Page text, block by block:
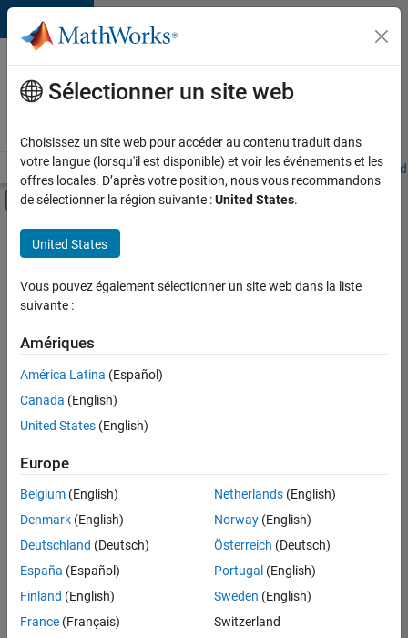
Passer au contenu
Votre
carrière
chez
Accueil Explorer nos opportunités Adresses de nos bureaux
Activer/désactiver l'affichage du menu
Contenu principal
FILTRER PAR
Technologies de l’information
Support client
Communication marketing
Actuellement,
aucune
offre
d'emploi
correspondant
à vos
critères
de
recherche.
Vous
pouvez
élargir
votre
Sélectionner un site web
Choisissez un site web pour accéder au contenu traduit dans
votre langue (lorsqu'il est disponible) et voir les événements et les
offres locales. D’après votre position, nous vous recommandons
de sélectionner la région suivante :United States.
United States
Vous pouvez également sélectionner un site web dans la liste
suivante :
Amériques
América Latina (Español)
Canada (English)
United States (English)
Europe
Belgium (English)
Denmark (English)
Deutschland (Deutsch)
España (Español)
Finland (English)
France (Français)
Netherlands(English)
Norway(English)
Österreich (Deutsch)
Portugal (English)
Sweden (English)
Switzerland